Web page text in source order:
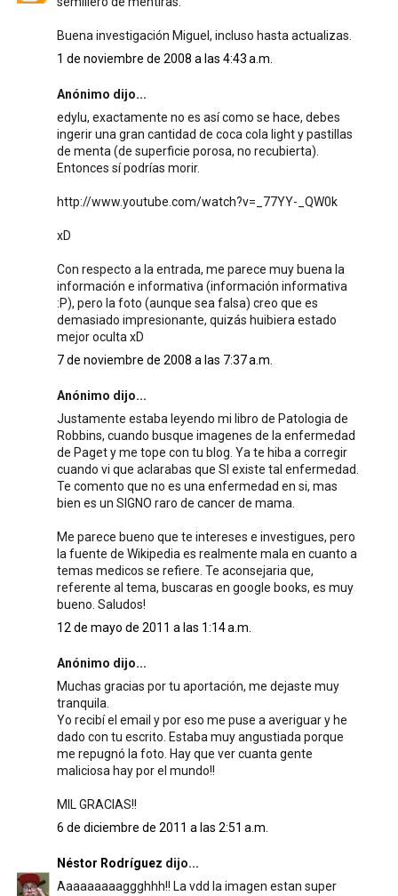
Buena investigación Miguel, incluso hasta actualizas.
1 de noviembre de 2008 a las 4:43 a.m.
Anónimo dijo...
edylu, exactamente no es así como se hace, debes
ingerir una gran cantidad de coca cola light y pastillas
de menta (de superficie porosa, no recubierta).
Entonces sí podrías morir.
http://www.youtube.com/watch?v=_77YY-_QW0k
xD
Con respecto a la entrada, me parece muy buena la
información e informativa (información informativa
:P), pero la foto (aunque sea falsa) creo que es
demasiado impresionante, quizás huibiera estado
mejor oculta xD
7 de noviembre de 2008 a las 7:37 a.m.
Anónimo dijo...
Justamente estaba leyendo mi libro de Patologia de
Robbins, cuando busque imagenes de la enfermedad
de Paget y me tope con tu blog. Ya te hiba a corregir
cuando vi que aclarabas que SI existe tal enfermedad.
Te comento que no es una enfermedad en si, mas
bien es un SIGNO raro de cancer de mama.
Me parece bueno que te intereses e investigues, pero
la fuente de Wikipedia es realmente mala en cuanto a
temas medicos se refiere. Te aconsejaria que,
referente al tema, buscaras en google books, es muy
bueno. Saludos!
12 de mayo de 2011 a las 1:14 a.m.
Anónimo dijo...
Muchas gracias por tu aportación, me dejaste muy
tranquila.
Yo recibí el email y por eso me puse a averiguar y he
dado con tu escrito. Estaba muy angustiada porque
me repugnó la foto. Hay que ver cuanta gente
maliciosa hay por el mundo!!
MIL GRACIAS!!
6 de diciembre de 2011 a las 2:51 a.m.
Néstor Rodríguez dijo...
Aaaaaaaaaggghhh!! La vdd la imagen estan super